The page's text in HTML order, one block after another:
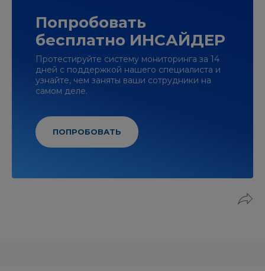
Попробовать
бесплатно ИНСАЙДЕР
Протестируйте систему мониторинга за 14
дней с поддержкой нашего специалиста и
узнайте, чем заняты ваши сотрудники на
самом деле.
ПОПРОБОВАТЬ